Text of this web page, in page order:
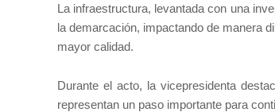
La infraestructura, levantada con una
la demarcación, impactando de manera
mayor calidad.
Durante el acto, la vicepresidenta
representan un paso importante para